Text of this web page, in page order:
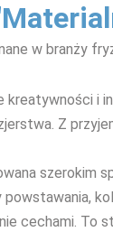
w branży
kreatywności i
Z
szerokim
cechami. To